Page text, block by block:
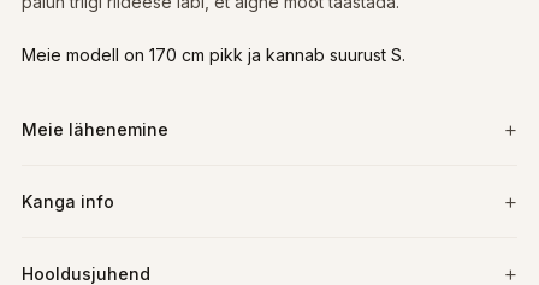
Meie modell on 170 cm pikk ja kannab suurust S.
Meie lähenemine
Kanga info
Hooldusjuhend